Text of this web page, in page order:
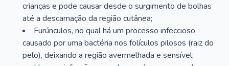
crianças e pode causar desde o surgimento de bolhas
até a descamação da região cutânea;
Furúnculos, no qual há um processo infeccioso
causado por uma bactéria nos folículos pilosos (raiz do
pelo), deixando a região avermelhada e sensível;